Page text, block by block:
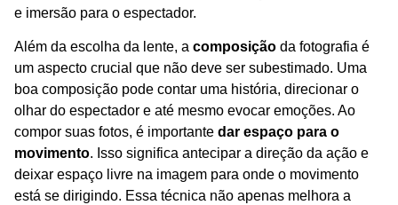
e imersão para o espectador.
Além da escolha da lente, a composição da fotografia é
um aspecto crucial que não deve ser subestimado. Uma
boa composição pode contar uma história, direcionar o
olhar do espectador e até mesmo evocar emoções. Ao
compor suas fotos, é importante dar espaço para o
movimento. Isso significa antecipar a direção da ação e
deixar espaço livre na imagem para onde o movimento
está se dirigindo. Essa técnica não apenas melhora a